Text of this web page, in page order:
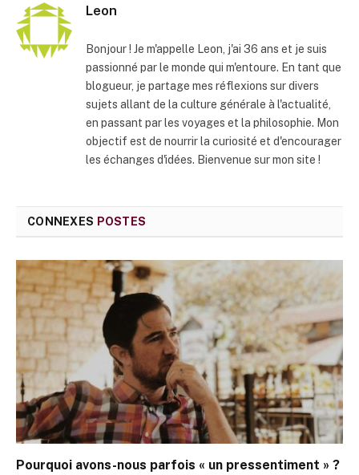
Leon
Bonjour ! Je m'appelle Leon, j'ai 36 ans et je suis
passionné par le monde qui m'entoure. En tant que
blogueur, je partage mes réflexions sur divers
sujets allant de la culture générale à l'actualité,
en passant par les voyages et la philosophie. Mon
objectif est de nourrir la curiosité et d'encourager
les échanges d'idées. Bienvenue sur mon site !
CONNEXES POSTES
Pourquoi avons-nous parfois « un pressentiment » ?